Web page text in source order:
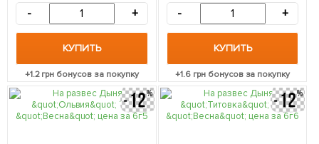
- +
КУПИТЬ
+1.2грн бонусов за покупку
- +
КУПИТЬ
+1.6грн бонусов за покупку